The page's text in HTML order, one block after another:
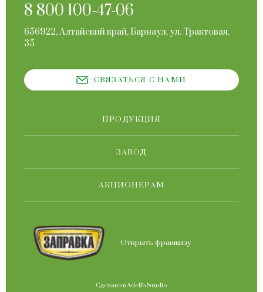
8 800 100-47-06
656922, Алтайский край, Барнаул, ул. Трактовая,
35
СВЯЗАТЬСЯ С НАМИ
ПРОДУКЦИЯ
ЗАВОД
АКЦИОНЕРАМ
Открыть франшизу
Сделано вAdelfo Studio